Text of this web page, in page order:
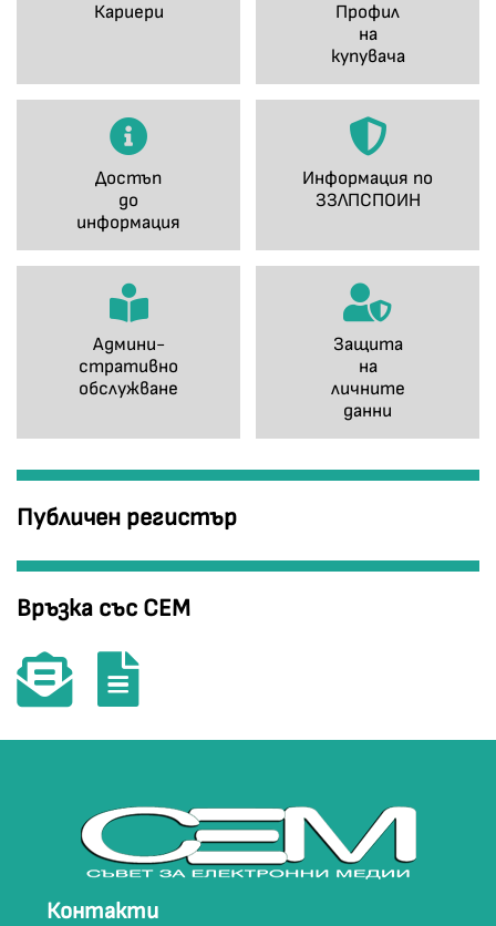
Кариери
Профил
на
купувача
Достъп
до
информация
Информация по
ЗЗЛПСПОИН
Админи-
стративно
обслужване
Защита
на
личните
данни
Публичен регистър
Връзка със СЕМ
Контакти